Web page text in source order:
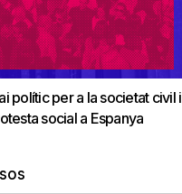
polític per a la societat civil i
social a Espanya